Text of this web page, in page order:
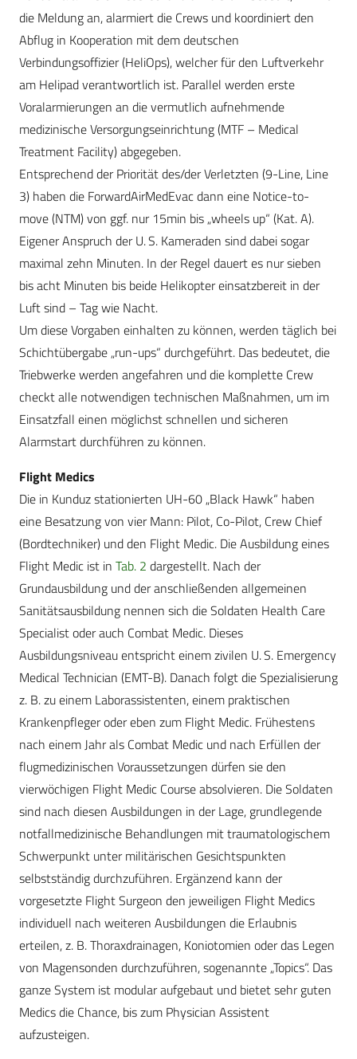
die Meldung an, alarmiert die Crews und koordiniert den
Abflug in Kooperation mit dem deutschen
Verbindungsoffizier (HeliOps), welcher für den Luftverkehr
am Helipad verantwortlich ist. Parallel werden erste
Voralarmierungen an die vermutlich aufnehmende
medizinische Versorgungseinrichtung (MTF – Medical
Treatment Facility) abgegeben.
Entsprechend der Priorität des/der Verletzten (9-Line, Line
3) haben die ForwardAirMed­Evac dann eine Notice-to-
move (NTM) von ggf. nur 15min bis „wheels up“ (Kat. A).
Eigener Anspruch der U. S. Kameraden sind dabei sogar
maximal zehn Minuten. In der Regel dauert es nur sieben
bis acht Minuten bis beide Helikopter einsatzbereit in der
Luft sind – Tag wie Nacht.
Um diese Vorgaben einhalten zu können, werden täglich bei
Schichtübergabe „run-ups“ durchgeführt. Das bedeutet, die
Triebwerke werden angefahren und die komplette Crew
checkt alle notwendigen technischen Maßnahmen, um im
Einsatzfall einen möglichst schnellen und sicheren
Alarmstart durchführen zu können.
Flight Medics
Die in Kunduz stationierten UH-60 „Black Hawk“ haben
eine Besatzung von vier Mann: Pilot, Co-Pilot, Crew Chief
(Bordtechniker) und den Flight Medic. Die Ausbildung eines
Flight Medic ist in Tab. 2 dargestellt. Nach der
Grundausbildung und der anschließenden allgemeinen
Sanitätsausbildung nennen sich die Soldaten Health Care
Specialist oder auch Combat Medic. Dieses
Ausbildungsniveau entspricht einem zivilen U. S. Emergency
Medical Technician (EMT-B). Danach folgt die Spezialisierung
z. B. zu einem Laborassistenten, einem praktischen
Krankenpfleger oder eben zum Flight Medic. Frühestens
nach einem Jahr als Combat Medic und nach Erfüllen der
flugmedizinischen Voraussetzungen dürfen sie den
vierwöchigen Flight Medic Course absolvieren. Die Soldaten
sind nach diesen Ausbildungen in der Lage, grundlegende
notfallmedizinische Behandlungen mit traumatologischem
Schwerpunkt unter militärischen Gesichtspunkten
selbstständig durchzuführen. Ergänzend kann der
vorgesetzte Flight Surgeon den jeweiligen Flight Medics
individuell nach weiteren Ausbildungen die Erlaubnis
erteilen, z. B. Thoraxdrainagen, Koniotomien oder das Legen
von Magensonden durchzuführen, sogenannte „Topics“. Das
ganze System ist modular aufgebaut und bietet sehr guten
Medics die Chance, bis zum Physician Assistent
aufzusteigen.